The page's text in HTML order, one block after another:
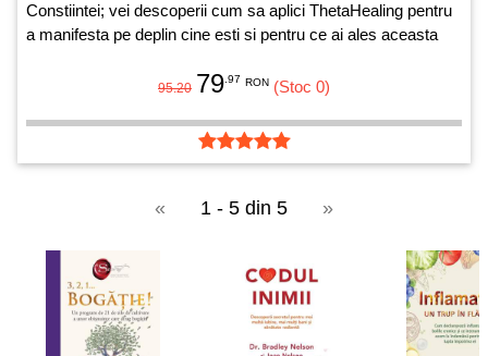
Constiintei; vei descoperii cum sa aplici ThetaHealing pentru
a manifesta pe deplin cine esti si pentru ce ai ales aceasta
95.20 79 .97 RON (Stoc 0)
« 1 - 5 din 5 »